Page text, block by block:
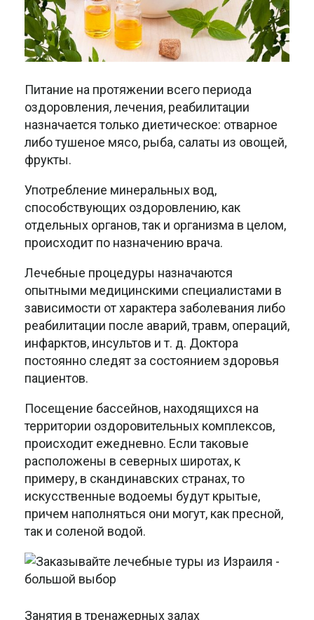
Питание на протяжении всего периода
оздоровления, лечения, реабилитации
назначается только диетическое: отварное
либо тушеное мясо, рыба, салаты из овощей,
фрукты.
Употребление минеральных вод,
способствующих оздоровлению, как
отдельных органов, так и организма в целом,
происходит по назначению врача.
Лечебные процедуры назначаются
опытными медицинскими специалистами в
зависимости от характера заболевания либо
реабилитации после аварий, травм, операций,
инфарктов, инсультов и т. д. Доктора
постоянно следят за состоянием здоровья
пациентов.
Посещение бассейнов, находящихся на
территории оздоровительных комплексов,
происходит ежедневно. Если таковые
расположены в северных широтах, к
примеру, в скандинавских странах, то
искусственные водоемы будут крытые,
причем наполняться они могут, как пресной,
так и соленой водой.
Занятия в тренажерных залах